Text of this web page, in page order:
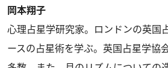
岡本翔子
心理占星学研究家。ロンドンの英国
ースの占星術を学ぶ。英国占星学協